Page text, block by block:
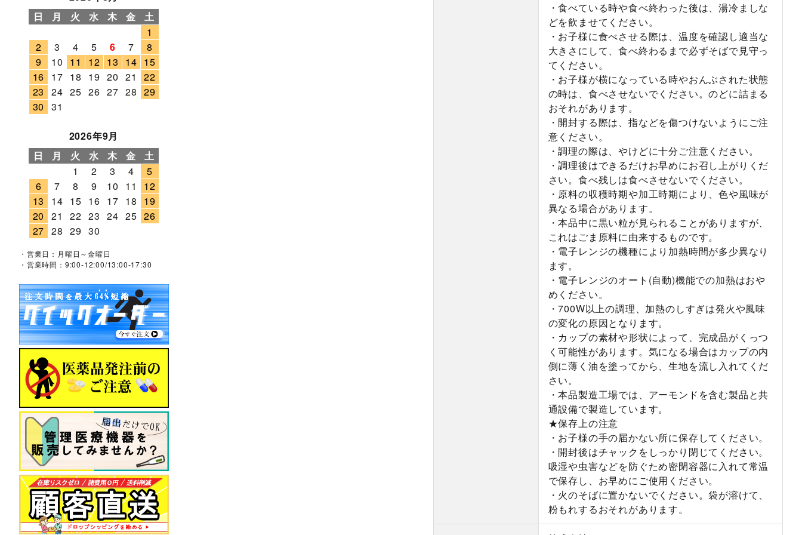
・食べている時や食べ終わった後は、湯冷ましな
どを飲ませてください。
・お子様に食べさせる際は、温度を確認し適当な
大きさにして、食べ終わるまで必ずそばで見守っ
てください。
・お子様が横になっている時やおんぶされた状態
の時は、食べさせないでください。のどに詰まる
おそれがあります。
・開封する際は、指などを傷つけないようにご注
意ください。
・調理の際は、やけどに十分ご注意ください。
・調理後はできるだけお早めにお召し上がりくだ
さい。食べ残しは食べさせないでください。
・原料の収穫時期や加工時期により、色や風味が
異なる場合があります。
・本品中に黒い粒が見られることがありますが、
これはごま原料に由来するものです。
・電子レンジの機種により加熱時間が多少異なり
ます。
・電子レンジのオート(自動)機能での加熱はおや
めください。
・700W以上の調理、加熱のしすぎは発火や風味
の変化の原因となります。
・カップの素材や形状によって、完成品がくっつ
く可能性があります。気になる場合はカップの内
側に薄く油を塗ってから、生地を流し入れてくだ
さい。
・本品製造工場では、アーモンドを含む製品と共
通設備で製造しています。
★保存上の注意
・お子様の手の届かない所に保存してください。
・開封後はチャックをしっかり閉じてください。
吸湿や虫害などを防ぐため密閉容器に入れて常温
で保存し、お早めにご使用ください。
・火のそばに置かないでください。袋が溶けて、
粉もれするおそれがあります。
日
月 火 水 木 金
土
1
2
3 4 5 6 7
8
9
10 11 12 13 14 15
16
17 18 19 20 21
22
23
24 25 26 27 28 29
30
31
2026年9月
日
月 火 水 木 金
土
1
2 3 4
5
6
7 8 9 10 11
12
13
14 15 16 17 18
19
20
21 22 23 24 25 26
27 28 29 30
・営業日：月曜日～金曜日
・営業時間：9:00-12:00/13:00-17:30